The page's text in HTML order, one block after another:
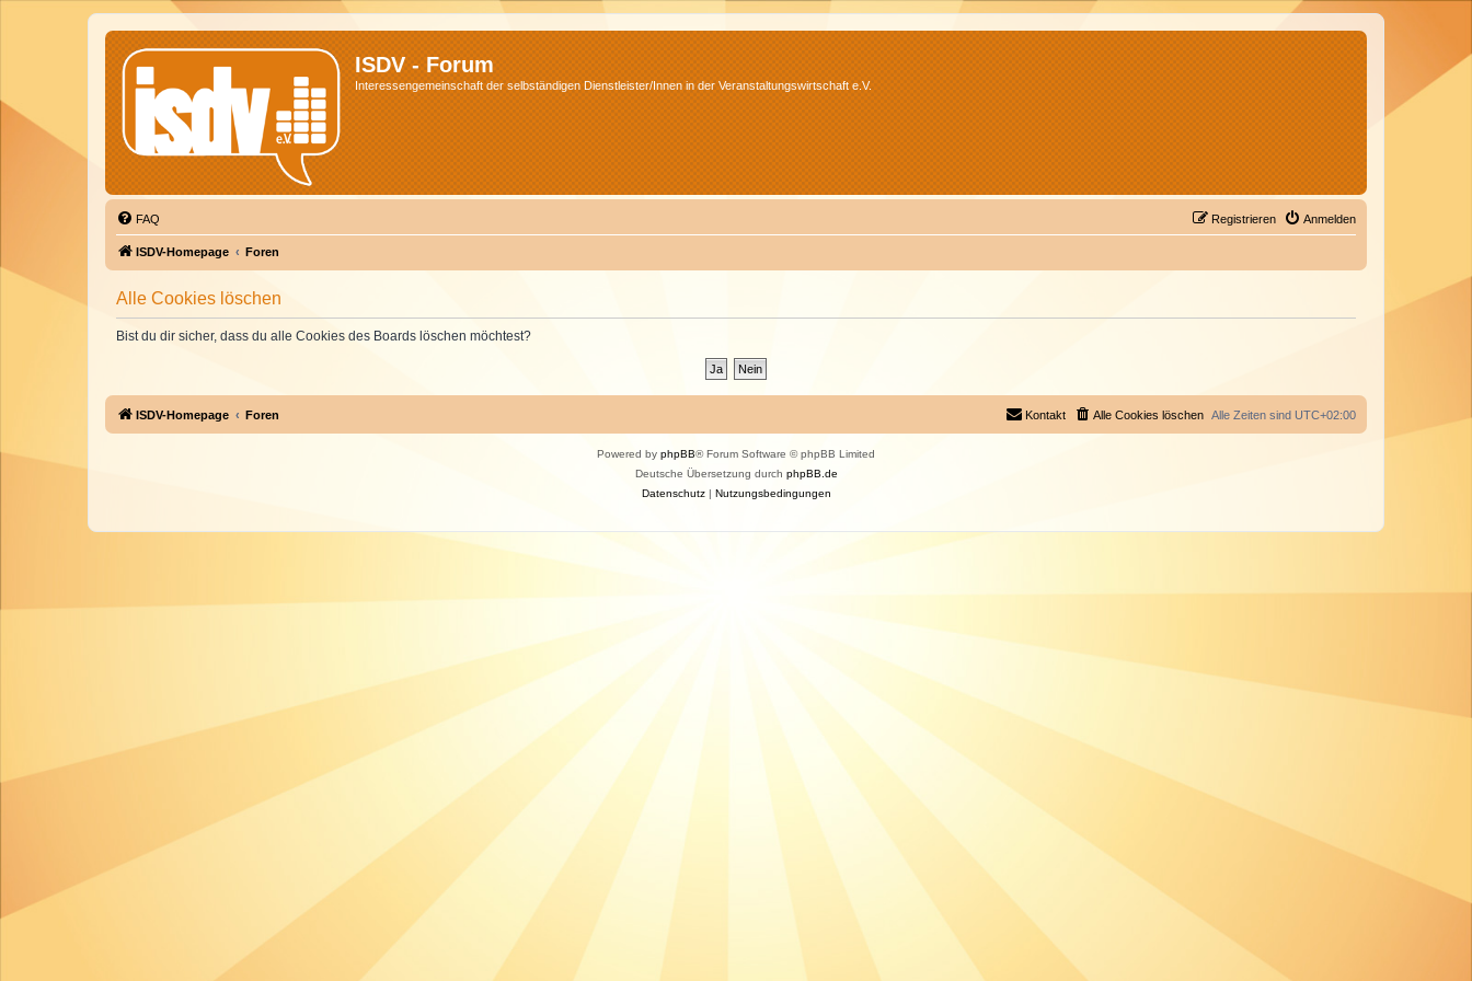
ISDV - Forum
Interessengemeinschaft der selbständigen Dienstleister/Innen in der Veranstaltungswirtschaft e.V.
FAQ Anmelden
Registrieren
ISDV-Homepage Foren
Alle Cookies löschen
Bist du dir sicher, dass du alle Cookies des Boards löschen möchtest?
ISDV-Homepage Foren Alle Zeiten sind UTC+02:00
Alle Cookies löschen
Kontakt
Powered by phpBB® Forum Software © phpBB Limited
Deutsche Übersetzung durch phpBB.de
Datenschutz| Nutzungsbedingungen